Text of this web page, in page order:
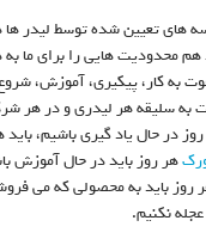
های تعیین شده توسط لیدر ها
هم محدودیت هایی را برای ما
به کار، پیکیری، آموزش،
به سلیقه هر لیدری و در هر
روز در حال یاد گیری باشیم،
هر روز باید در حال آموزش
روز باید به محصولی که می
نکنیم.